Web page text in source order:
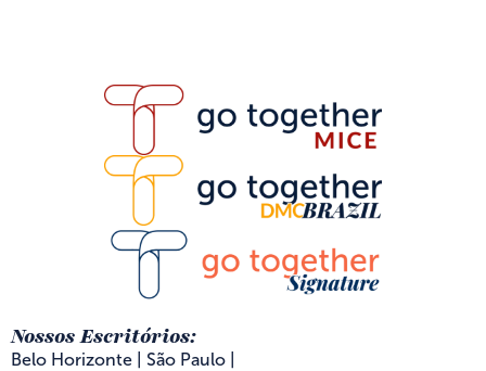
Nossos Escritórios:
Belo Horizonte | São Paulo |